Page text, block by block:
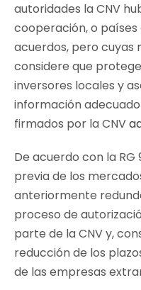
autoridades la CNV
cooperación, o
acuerdos, pero cuyas
considere que
inversores locales y
información
firmados por la CNV
De acuerdo con la
previa de los
anteriormente
proceso de
parte de la CNV y,
reducción de los
de las empresas